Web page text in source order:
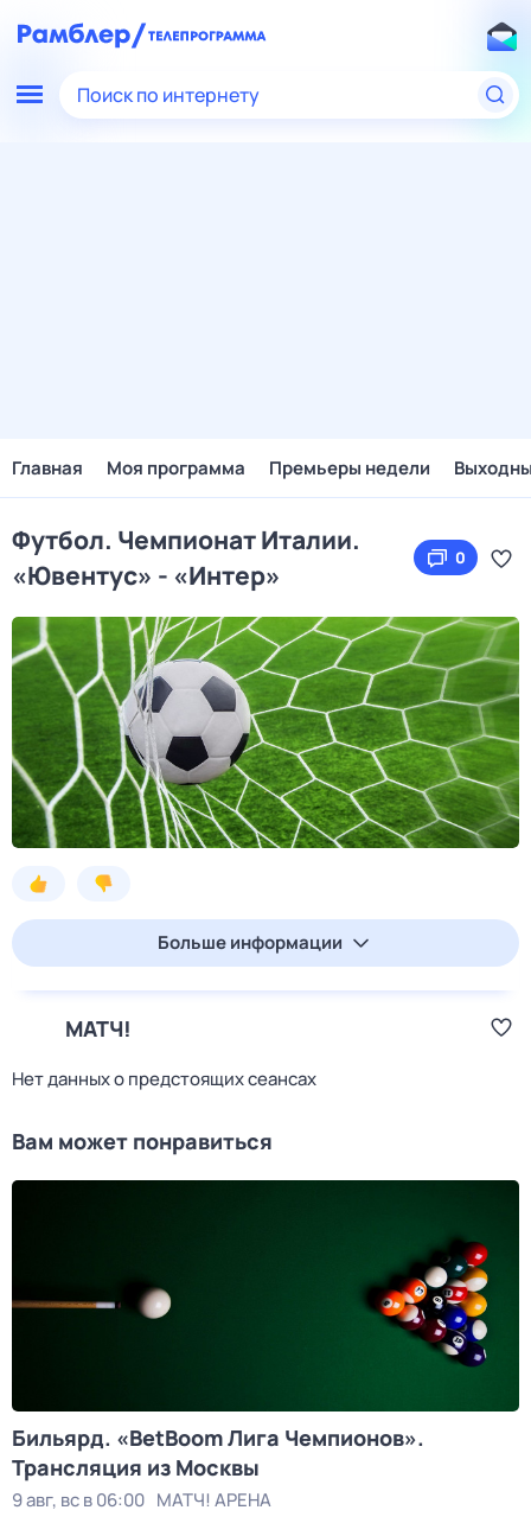
Поиск по интернету
Главная Моя программа Премьеры недели
Футбол. Чемпионат Италии.
«Ювентус» - «Интер»
0
Больше информации
МАТЧ!
Нет данных о предстоящих сеансах
Вам может понравиться
Бильярд. «BetBoom Лига Чемпионов».
Трансляция из Москвы
9 авг, вс в 06:00 МАТЧ! АРЕНА